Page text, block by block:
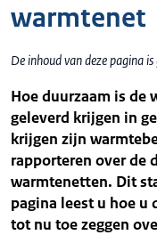
warmtenet
De inhoud van deze pagina
Hoe duurzaam is de
geleverd krijgen in
krijgen zijn
rapporteren over de
warmtenetten. Dit
pagina leest u hoe u
tot nu toe zeggen